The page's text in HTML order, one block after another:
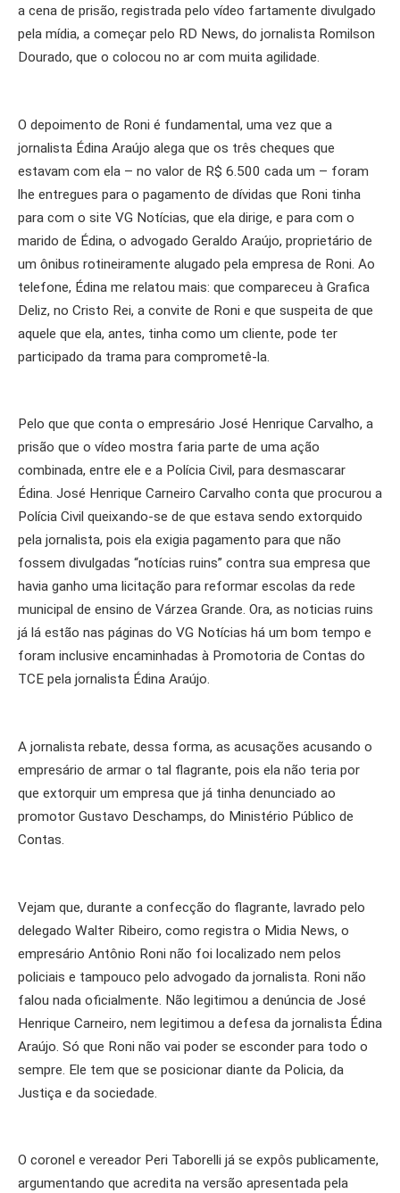
a cena de prisão, registrada pelo vídeo fartamente divulgado
pela mídia, a começar pelo RD News, do jornalista Romilson
Dourado, que o colocou no ar com muita agilidade.
O depoimento de Roni é fundamental, uma vez que a
jornalista Édina Araújo alega que os três cheques que
estavam com ela – no valor de R$ 6.500 cada um – foram
lhe entregues para o pagamento de dívidas que Roni tinha
para com o site VG Notícias, que ela dirige, e para com o
marido de Édina, o advogado Geraldo Araújo, proprietário de
um ônibus rotineiramente alugado pela empresa de Roni. Ao
telefone, Édina me relatou mais: que compareceu à Grafica
Deliz, no Cristo Rei, a convite de Roni e que suspeita de que
aquele que ela, antes, tinha como um cliente, pode ter
participado da trama para comprometê-la.
Pelo que que conta o empresário José Henrique Carvalho, a
prisão que o vídeo mostra faria parte de uma ação
combinada, entre ele e a Polícia Civil, para desmascarar
Édina. José Henrique Carneiro Carvalho conta que procurou a
Polícia Civil queixando-se de que estava sendo extorquido
pela jornalista, pois ela exigia pagamento para que não
fossem divulgadas “notícias ruins” contra sua empresa que
havia ganho uma licitação para reformar escolas da rede
municipal de ensino de Várzea Grande. Ora, as noticias ruins
já lá estão nas páginas do VG Notícias há um bom tempo e
foram inclusive encaminhadas à Promotoria de Contas do
TCE pela jornalista Édina Araújo.
A jornalista rebate, dessa forma, as acusações acusando o
empresário de armar o tal flagrante, pois ela não teria por
que extorquir um empresa que já tinha denunciado ao
promotor Gustavo Deschamps, do Ministério Público de
Contas.
Vejam que, durante a confecção do flagrante, lavrado pelo
delegado Walter Ribeiro, como registra o Midia News, o
empresário Antônio Roni não foi localizado nem pelos
policiais e tampouco pelo advogado da jornalista. Roni não
falou nada oficialmente. Não legitimou a denúncia de José
Henrique Carneiro, nem legitimou a defesa da jornalista Édina
Araújo. Só que Roni não vai poder se esconder para todo o
sempre. Ele tem que se posicionar diante da Policia, da
Justiça e da sociedade.
O coronel e vereador Peri Taborelli já se expôs publicamente,
argumentando que acredita na versão apresentada pela